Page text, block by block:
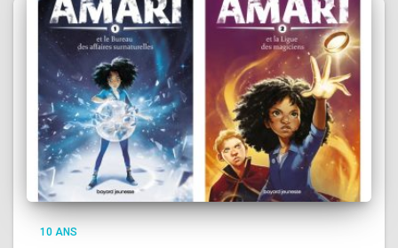
10 ANS